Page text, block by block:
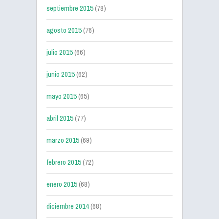
septiembre 2015(78)
agosto 2015(76)
julio 2015(66)
junio 2015(62)
mayo 2015(65)
abril 2015(77)
marzo 2015(69)
febrero 2015(72)
enero 2015(68)
diciembre 2014(68)